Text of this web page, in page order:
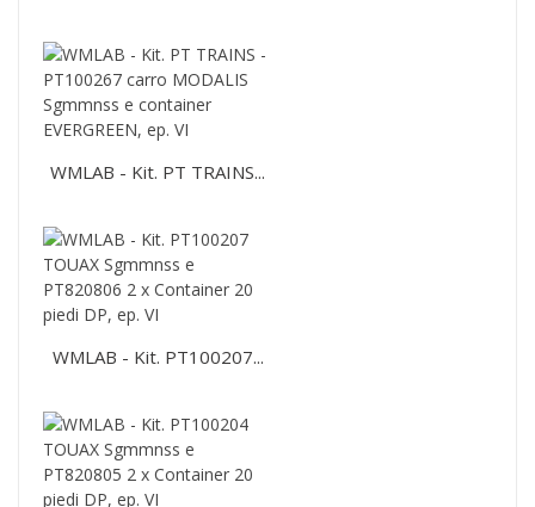
WMLAB - Kit. PT TRAINS...
WMLAB - Kit. PT100207...